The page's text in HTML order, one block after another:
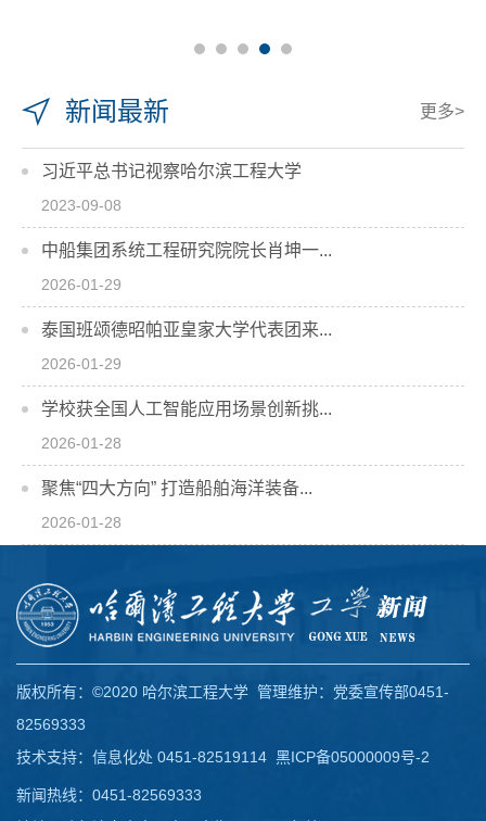
新闻最新 更多>
习近平总书记视察哈尔滨工程大学
2023-09-08
中船集团系统工程研究院院长肖坤一...
2026-01-29
泰国班颂德昭帕亚皇家大学代表团来...
2026-01-29
学校获全国人工智能应用场景创新挑...
2026-01-28
聚焦“四大方向” 打造船舶海洋装备...
2026-01-28
版权所有：©2020 哈尔滨工程大学 管理维护：党委宣传部0451-
82569333
技术支持：信息化处 0451-82519114 黑ICP备05000009号-2
新闻热线：0451-82569333